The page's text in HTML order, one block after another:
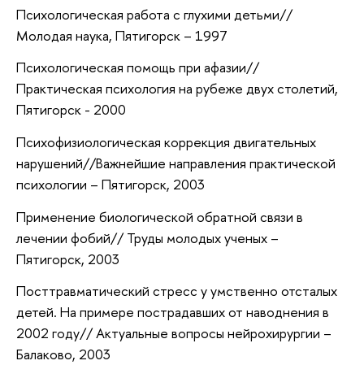
Психологическая работа с глухими детьми//
Молодая наука, Пятигорск – 1997
Психологическая помощь при афазии//
Практическая психология на рубеже двух столетий,
Пятигорск - 2000
Психофизиологическая коррекция двигательных
нарушений//Важнейшие направления практической
психологии – Пятигорск, 2003
Применение биологической обратной связи в
лечении фобий// Труды молодых ученых –
Пятигорск, 2003
Посттравматический стресс у умственно отсталых
детей. На примере пострадавших от наводнения в
2002 году// Актуальные вопросы нейрохирургии –
Балаково, 2003